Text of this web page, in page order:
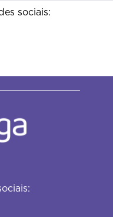
sociais: